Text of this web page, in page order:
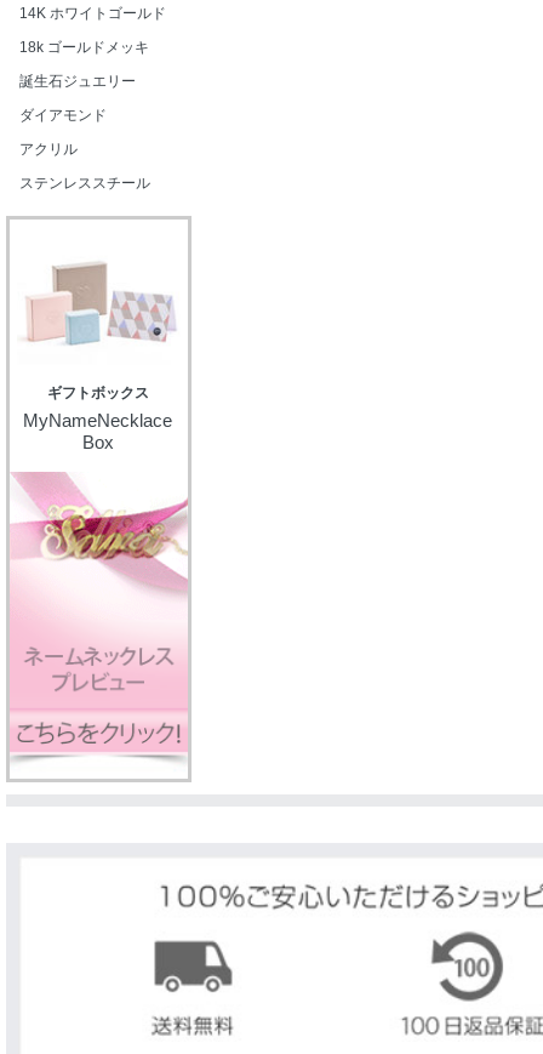
14K ホワイトゴールド
18k ゴールドメッキ
誕生石ジュエリー
ダイアモンド
アクリル
ステンレススチール
ギフトボックス
MyNameNecklace
Box